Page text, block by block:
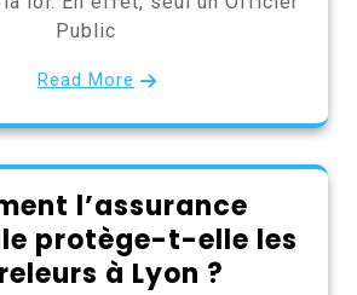
Public
Read More
l’assurance
protège-t-elle les
à Lyon ?